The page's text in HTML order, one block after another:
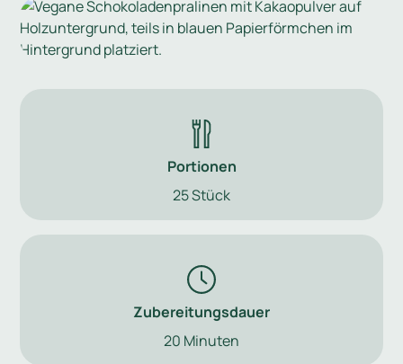
Portionen
25 Stück
Zubereitungsdauer
20 Minuten